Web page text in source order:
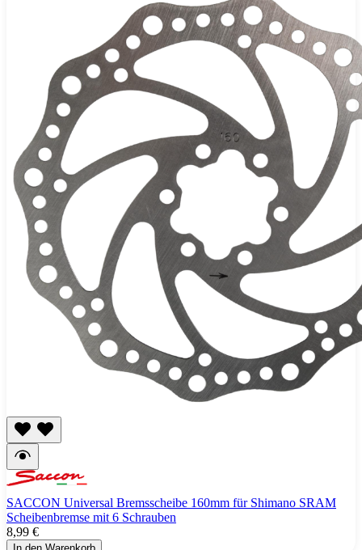
SACCON Universal Bremsscheibe 160mm für Shimano SRAM
Scheibenbremse mit 6 Schrauben
8,99 €
In den Warenkorb